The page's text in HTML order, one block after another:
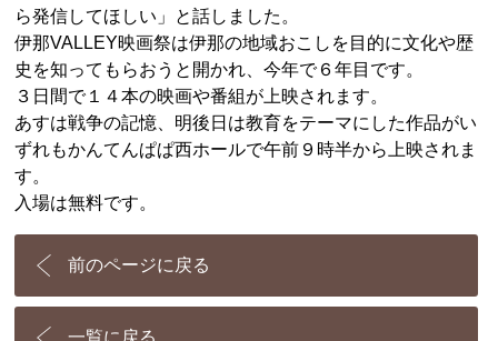
ら発信してほしい」と話しました。
伊那VALLEY映画祭は伊那の地域おこしを目的に文化や歴
史を知ってもらおうと開かれ、今年で６年目です。
３日間で１４本の映画や番組が上映されます。
あすは戦争の記憶、明後日は教育をテーマにした作品がい
ずれもかんてんぱぱ西ホールで午前９時半から上映されま
す。
入場は無料です。
前のページに戻る
一覧に戻る